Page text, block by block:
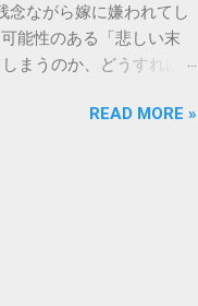
と同じく「午前9時～午
では、さらに詳しく「
ていきましょう。 朝一
9時は、電話が集中しやす
念ながら嫁に嫌われてし
能性のある「悲しい末
まうのか、どうすれば
家の中で常に緊張感が漂
に住めない』と言われ、
途絶える 孫は可愛いも
が間に入って面会を制限
READ MORE »